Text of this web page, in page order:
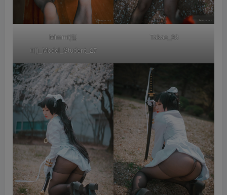
Mimmi(밈
미)_Model_Student_27
Takao_33